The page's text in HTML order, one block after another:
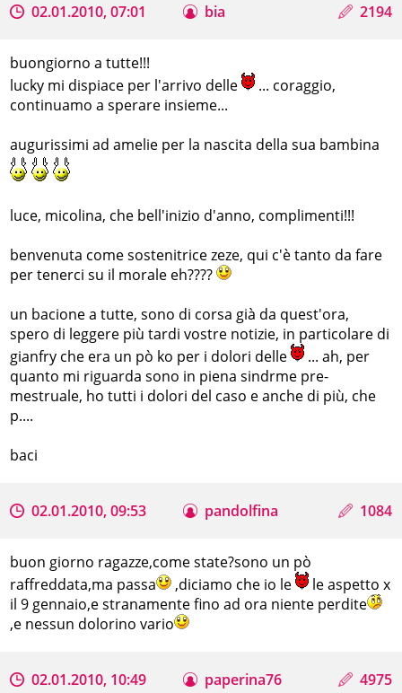
02.01.2010, 07:01 bia 2194
buongiorno a tutte!!!
lucky mi dispiace per l'arrivo delle
... coraggio,
continuamo a sperare insieme...
augurissimi ad amelie per la nascita della sua bambina
luce, micolina, che bell'inizio d'anno, complimenti!!!
benvenuta come sostenitrice zeze, qui c'è tanto da fare
per tenerci su il morale eh????
un bacione a tutte, sono di corsa già da quest'ora,
spero di leggere più tardi vostre notizie, in particolare di
gianfry che era un pò ko per i dolori delle
... ah, per
quanto mi riguarda sono in piena sindrme pre-
mestruale, ho tutti i dolori del caso e anche di più, che
p....
baci
02.01.2010, 09:53 pandolfina 1084
buon giorno ragazze,come state?sono un pò
raffreddata,ma passa
,diciamo che io le
le aspetto x
il 9 gennaio,e stranamente fino ad ora niente perdite
,e nessun dolorino vario
02.01.2010, 10:49 paperina76 4975